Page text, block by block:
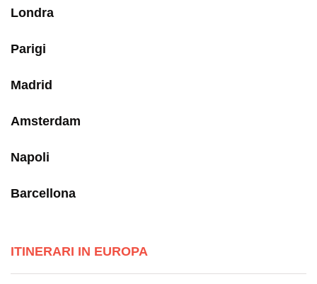
Londra
Parigi
Madrid
Amsterdam
Napoli
Barcellona
ITINERARI IN EUROPA